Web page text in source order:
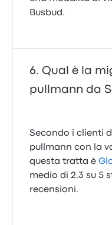
Busbud.
Qual è la
pullmann da
Secondo i clienti
pullmann con la
questa tratta è
medio di 2.3 su 5
recensioni.